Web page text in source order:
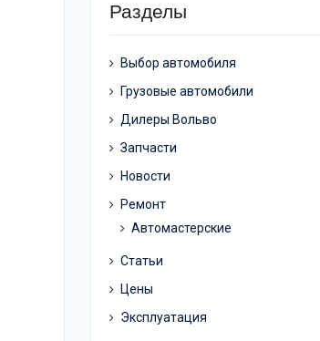
Разделы
Выбор автомобиля
Грузовые автомобили
Дилеры Вольво
Запчасти
Новости
Ремонт
Автомастерские
Статьи
Цены
Эксплуатация